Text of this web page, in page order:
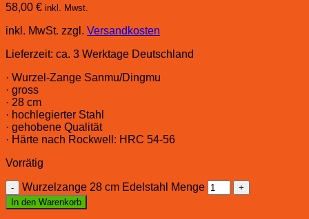
58,00 € inkl. Mwst.
inkl. MwSt. zzgl. Versandkosten
Lieferzeit: ca. 3 Werktage Deutschland
· Wurzel-Zange Sanmu/Dingmu
· gross
· 28 cm
· hochlegierter Stahl
· gehobene Qualität
· Härte nach Rockwell: HRC 54-56
Vorrätig
Wurzelzange 28 cm Edelstahl Menge
In den Warenkorb